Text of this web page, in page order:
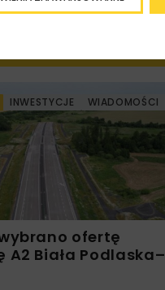
INWESTYCJE WIADOMOŚCI
ofertę
A2 Biała Podlaska–